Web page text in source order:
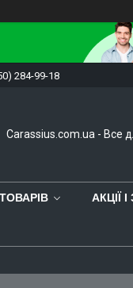
284-99-18
Carassius.com.ua - Все
АКЦІЇ